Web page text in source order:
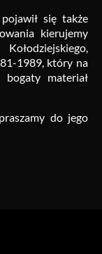
się także
kierujemy
1989, który na
materiał
do jego